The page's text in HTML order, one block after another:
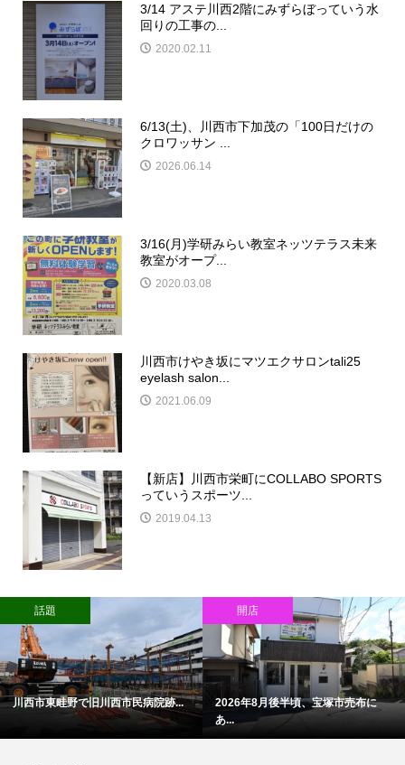
3/14 アステ川西2階にみずらぼっていう水
回りの工事の...
2020.02.11
6/13(土)、川西市下加茂の「100日だけの
クロワッサン ...
2026.06.14
3/16(月)学研みらい教室ネッツテラス未来
教室がオープ...
2020.03.08
川西市けやき坂にマツエクサロンtali25
eyelash salon...
2021.06.09
【新店】川西市栄町にCOLLABO SPORTS
っていうスポーツ...
2019.04.13
話題
川西市東畦野で旧川西市民病院跡...
開店
2026年8月後半頃、宝塚市売布に
あ...